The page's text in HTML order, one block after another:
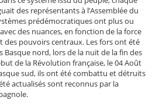
des représentants à l’Assemblée du
prédémocratiques ont plus ou
des nuances, en fonction de la force
des pouvoirs centraux. Les fors ont été
Basque nord, lors de la nuit de la fin des
de la Révolution française, le 04 Août
sud, ils ont été combattu et détruits
actualisés sont reconnus par la